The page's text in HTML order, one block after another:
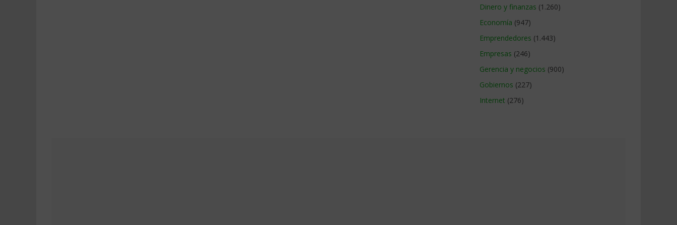
Dinero y finanzas (1.260)
Economía (947)
Emprendedores (1.443)
Empresas (246)
Gerencia y negocios (900)
Gobiernos (227)
Internet (276)